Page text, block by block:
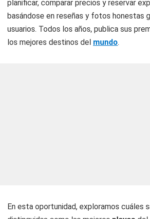
planificar, comparar precios y reservar
basándose en reseñas y fotos honestas
usuarios. Todos los años, publica sus
los mejores destinos del mundo.
En esta oportunidad, exploramos cuáles